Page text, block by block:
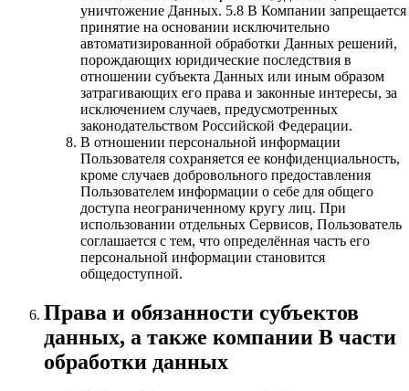
уничтожение Данных. 5.8 В Компании запрещается
принятие на основании исключительно
автоматизированной обработки Данных решений,
порождающих юридические последствия в
отношении субъекта Данных или иным образом
затрагивающих его права и законные интересы, за
исключением случаев, предусмотренных
законодательством Российской Федерации.
В отношении персональной информации
Пользователя сохраняется ее конфиденциальность,
кроме случаев добровольного предоставления
Пользователем информации о себе для общего
доступа неограниченному кругу лиц. При
использовании отдельных Сервисов, Пользователь
соглашается с тем, что определённая часть его
персональной информации становится
общедоступной.
Права и обязанности субъектов
данных, а также компании В части
обработки данных